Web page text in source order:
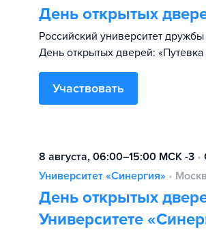
День открытых
Российский университет
День открытых дверей:
Участвовать
8 августа, 06:00–15:00 МСК -3 •
Университет «Синергия» •
День открытых
Университете